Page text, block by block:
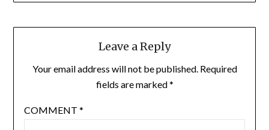
Leave a Reply
Your email address will not be published. Required
fields are marked*
COMMENT *